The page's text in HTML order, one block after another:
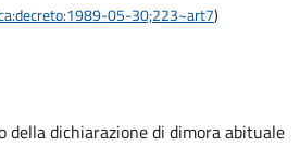
05-30;223~art7)
della dichiarazione di dimora abituale